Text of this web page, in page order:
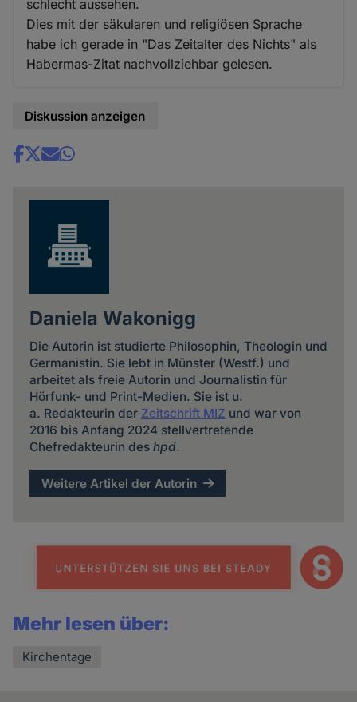
schlecht aussehen.
Dies mit der säkularen und religiösen Sprache
habe ich gerade in "Das Zeitalter des Nichts" als
Habermas-Zitat nachvollziehbar gelesen.
Diskussion anzeigen
Share
Daniela Wakonigg
Die Autorin ist studierte Philosophin, Theologin und
Germanistin. Sie lebt in Münster (Westf.) und
arbeitet als freie Autorin und Journalistin für
Hörfunk- und Print-Medien. Sie ist u.
a. Redakteurin der Zeitschrift MIZ und war von
2016 bis Anfang 2024 stellvertretende
Chefredakteurin des hpd.
Weitere Artikel der Autorin
Mehr lesen über:
Kirchentage